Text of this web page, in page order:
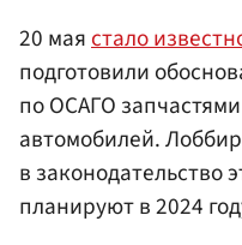
20 маястало
подготовили
по ОСАГО
автомобилей.
в законодательство
планируют в 2024